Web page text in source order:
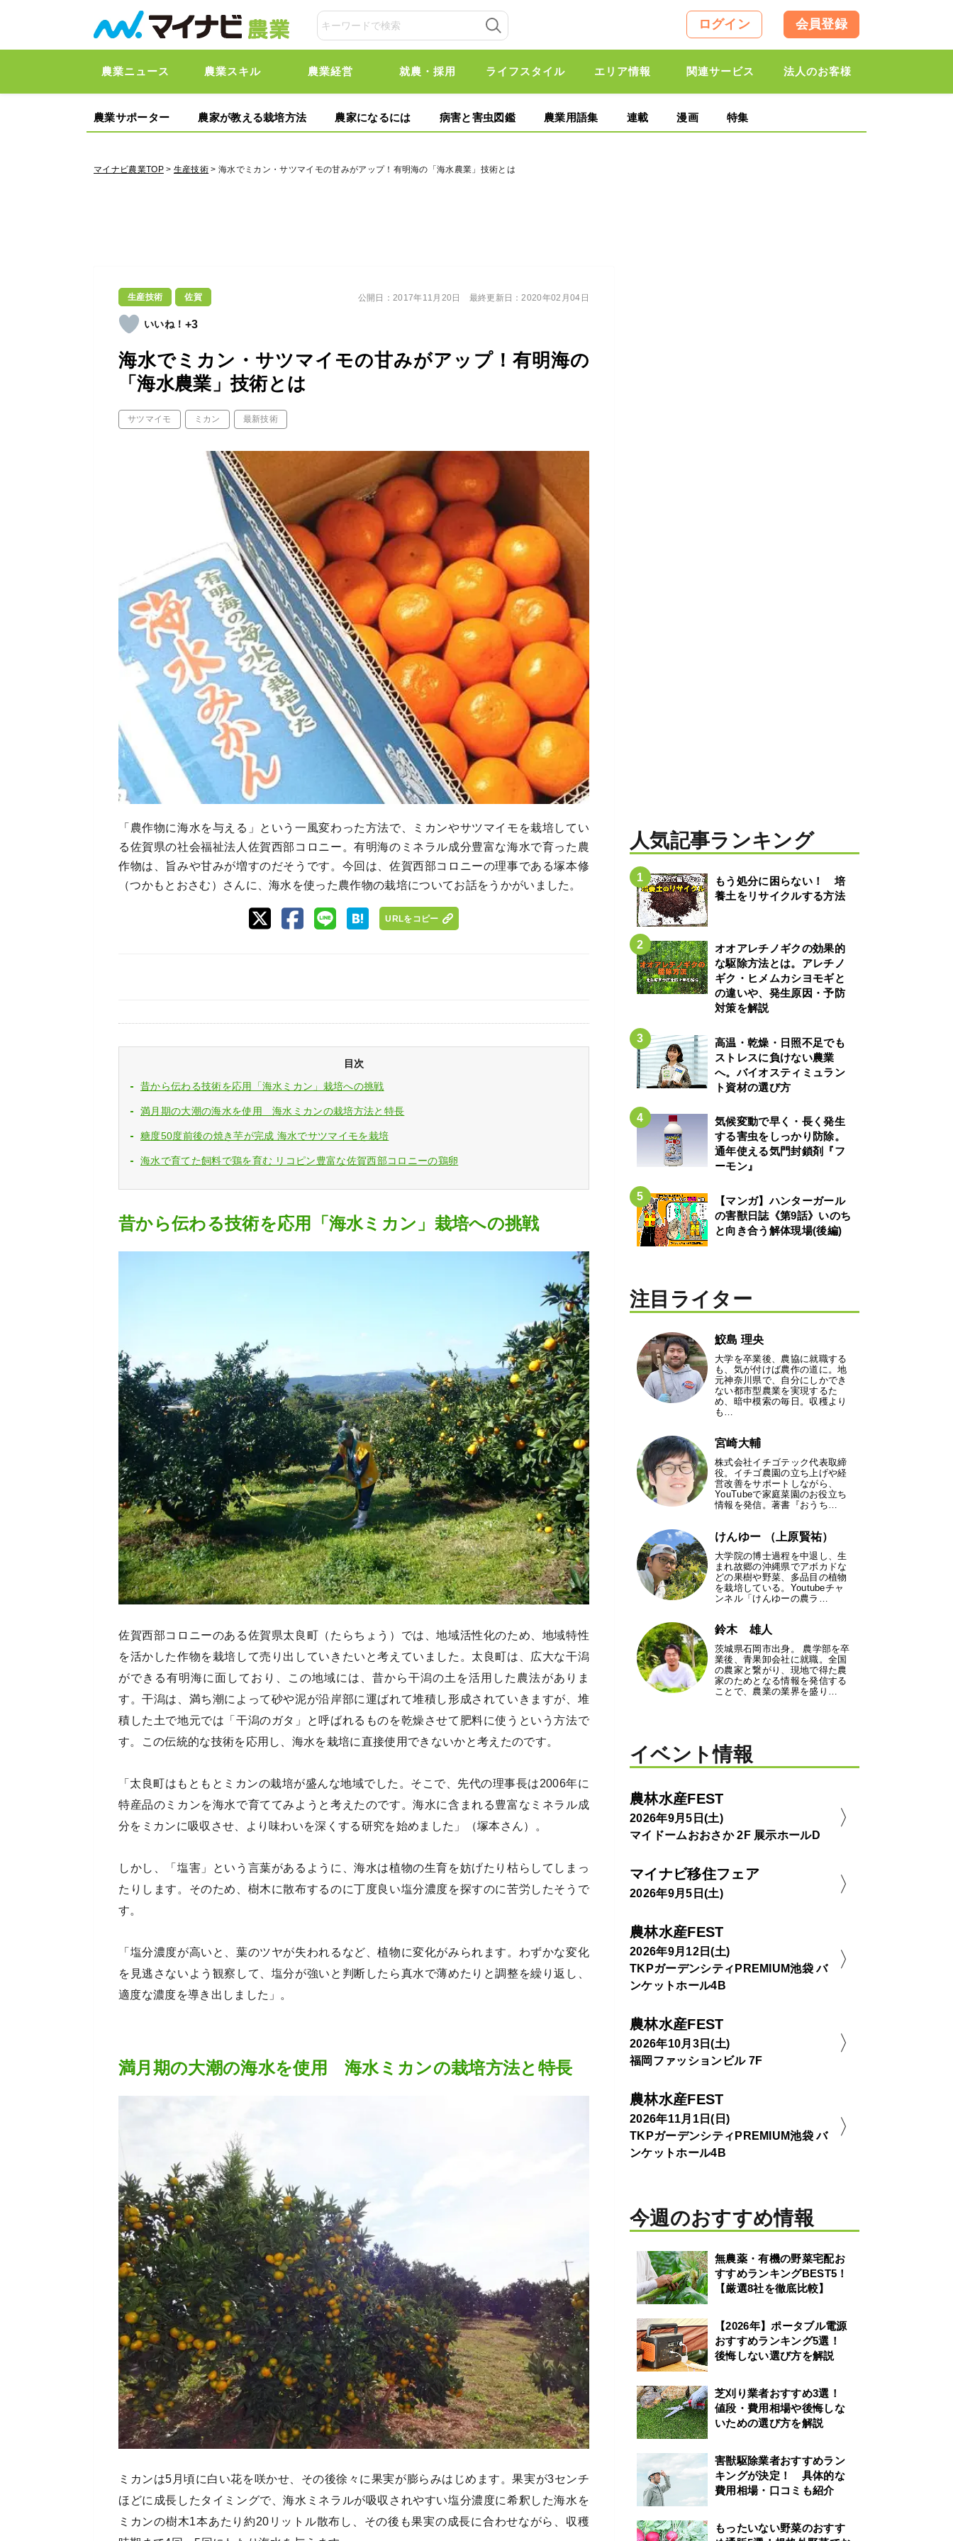
ログイン 会員登録
農業ニュース 農業スキル 農業経営 就農・採用 ライフスタイル エリア情報 関連サービス 法人のお客様
農業サポーター 農家が教える栽培方法 農家になるには 病害と害虫図鑑 農業用語集 連載 漫画 特集
マイナビ農業TOP> 生産技術 > 海水でミカン・サツマイモの甘みがアップ！有明海の「海水農業」技術とは
生産技術 佐賀
+3
海水でミカン・サツマイモの甘みがアップ！有明海の
「海水農業」技術とは
サツマイモ ミカン 最新技術
公開日：2017年11月20日 最終更新日：2020年02月04日
「農作物に海水を与える」という一風変わった方法で、ミカンやサツマイモを栽培してい
る佐賀県の社会福祉法人佐賀西部コロニー。有明海のミネラル成分豊富な海水で育った農
作物は、旨みや甘みが増すのだそうです。今回は、佐賀西部コロニーの理事である塚本修
（つかもとおさむ）さんに、海水を使った農作物の栽培についてお話をうかがいました。
URLをコピー
目次
昔から伝わる技術を応用「海水ミカン」栽培への挑戦
満月期の大潮の海水を使用 海水ミカンの栽培方法と特長
糖度50度前後の焼き芋が完成 海水でサツマイモを栽培
海水で育てた飼料で鶏を育む リコピン豊富な佐賀西部コロニーの鶏卵
昔から伝わる技術を応用「海水ミカン」栽培への挑戦
佐賀西部コロニーのある佐賀県太良町（たらちょう）では、地域活性化のため、地域特性
を活かした作物を栽培して売り出していきたいと考えていました。太良町は、広大な干潟
ができる有明海に面しており、この地域には、昔から干潟の土を活用した農法がありま
す。干潟は、満ち潮によって砂や泥が沿岸部に運ばれて堆積し形成されていきますが、堆
積した土で地元では「干潟のガタ」と呼ばれるものを乾燥させて肥料に使うという方法で
す。この伝統的な技術を応用し、海水を栽培に直接使用できないかと考えたのです。
「太良町はもともとミカンの栽培が盛んな地域でした。そこで、先代の理事長は2006年に
特産品のミカンを海水で育ててみようと考えたのです。海水に含まれる豊富なミネラル成
分をミカンに吸収させ、より味わいを深くする研究を始めました」（塚本さん）。
しかし、「塩害」という言葉があるように、海水は植物の生育を妨げたり枯らしてしまっ
たりします。そのため、樹木に散布するのに丁度良い塩分濃度を探すのに苦労したそうで
す。
「塩分濃度が高いと、葉のツヤが失われるなど、植物に変化がみられます。わずかな変化
を見逃さないよう観察して、塩分が強いと判断したら真水で薄めたりと調整を繰り返し、
適度な濃度を導き出しました」。
満月期の大潮の海水を使用 海水ミカンの栽培方法と特長
ミカンは5月頃に白い花を咲かせ、その後徐々に果実が膨らみはじめます。果実が3センチ
ほどに成長したタイミングで、海水ミネラルが吸収されやすい塩分濃度に希釈した海水を
ミカンの樹木1本あたり約20リットル散布し、その後も果実の成長に合わせながら、収穫
人気記事ランキング
もう処分に困らない！ 培
養土をリサイクルする方法
オオアレチノギクの効果的
な駆除方法とは。アレチノ
ギク・ヒメムカシヨモギと
の違いや、発生原因・予防
対策を解説
高温・乾燥・日照不足でも
ストレスに負けない農業
へ。バイオスティミュラン
ト資材の選び方
気候変動で早く・長く発生
する害虫をしっかり防除。
通年使える気門封鎖剤『フ
ーモン』
【マンガ】ハンターガール
の害獣日誌《第9話》いのち
と向き合う解体現場(後編)
注目ライター
鮫島 理央
大学を卒業後、農協に就職する
も、気が付けば農作の道に。地
元神奈川県で、自分にしかでき
ない都市型農業を実現するた
め、暗中模索の毎日。収穫より
も…
宮崎大輔
株式会社イチゴテック代表取締
役。イチゴ農園の立ち上げや経
営改善をサポートしながら、
YouTubeで家庭菜園のお役立ち
情報を発信。著書『おうち…
けんゆー （上原賢祐）
大学院の博士過程を中退し、生
まれ故郷の沖縄県でアボカドな
どの果樹や野菜、多品目の植物
を栽培している。Youtubeチャ
ンネル「けんゆーの農ラ…
鈴木 雄人
茨城県石岡市出身。 農学部を卒
業後、青果卸会社に就職。全国
の農家と繋がり、現地で得た農
家のためとなる情報を発信する
ことで、農業の業界を盛り…
イベント情報
農林水産FEST
2026年9月5日(土)
マイドームおおさか 2F 展示ホールD
マイナビ移住フェア
2026年9月5日(土)
農林水産FEST
2026年9月12日(土)
TKPガーデンシティPREMIUM池袋 バ
ンケットホール4B
農林水産FEST
2026年10月3日(土)
福岡ファッションビル 7F
農林水産FEST
2026年11月1日(日)
TKPガーデンシティPREMIUM池袋 バ
ンケットホール4B
今週のおすすめ情報
無農薬・有機の野菜宅配お
すすめランキングBEST5！
【厳選8社を徹底比較】
【2026年】ポータブル電源
おすすめランキング5選！
後悔しない選び方を解説
芝刈り業者おすすめ3選！
値段・費用相場や後悔しな
いための選び方を解説
害獣駆除業者おすすめラン
キングが決定！ 具体的な
費用相場・口コミも紹介
もったいない野菜のおすす